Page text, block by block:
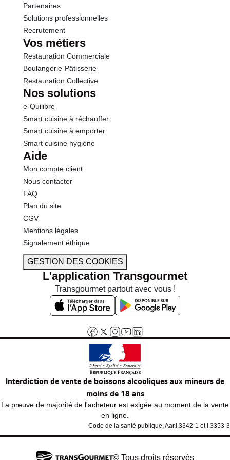
Partenaires
Solutions professionnelles
Recrutement
Vos métiers
Restauration Commerciale
Boulangerie-Pâtisserie
Restauration Collective
Nos solutions
e-Quilibre
Smart cuisine à réchauffer
Smart cuisine à emporter
Smart cuisine hygiène
Aide
Mon compte client
Nous contacter
FAQ
Plan du site
CGV
Mentions légales
Signalement éthique
GESTION DES COOKIES
L'application Transgourmet
Transgourmet partout avec vous !
Interdiction de vente de boissons alcooliques aux mineurs de
moins de 18 ans
La preuve de majorité de l'acheteur est exigée au moment de la vente
en ligne.
Code de la santé publique, Aar.l.3342-1 et l.3353-3
© Tous droits réservés